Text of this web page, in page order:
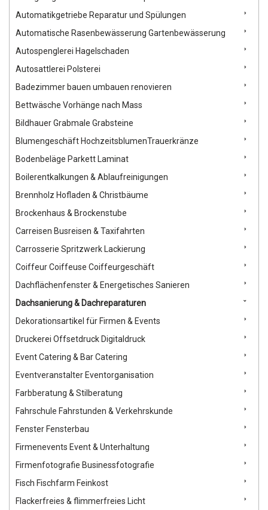
verfolgt das Ziel, nicht nur sauber zu machen, sondern
Vertrauen zu schaffen. Kundenzufriedenheit steht im
vollständig zufrieden ist. Kooperationen: MD Reinigung setzt
auf ein starkes Netzwerk aus Partnerfirmen, um umfassende
Automatikgetriebe Reparatur und Spülungen
Automatische Rasenbewässerung Gartenbewässerung
Autospenglerei Hagelschaden
Autosattlerei Polsterei
Badezimmer bauen umbauen renovieren
Bettwäsche Vorhänge nach Mass
Bildhauer Grabmale Grabsteine
Blumengeschäft HochzeitsblumenTrauerkränze
Bodenbeläge Parkett Laminat
Boilerentkalkungen & Ablaufreinigungen
Brennholz Hofladen & Christbäume
Brockenhaus & Brockenstube
Carreisen Busreisen & Taxifahrten
Carrosserie Spritzwerk Lackierung
Coiffeur Coiffeuse Coiffeurgeschäft
Dachflächenfenster & Energetisches Sanieren
Dachsanierung & Dachreparaturen
Dekorationsartikel für Firmen & Events
Druckerei Offsetdruck Digitaldruck
Event Catering & Bar Catering
Eventveranstalter Eventorganisation
Farbberatung & Stilberatung
Fahrschule Fahrstunden & Verkehrskunde
Fenster Fensterbau
Firmenevents Event & Unterhaltung
Firmenfotografie Businessfotografie
Fisch Fischfarm Feinkost
Flackerfreies & flimmerfreies Licht